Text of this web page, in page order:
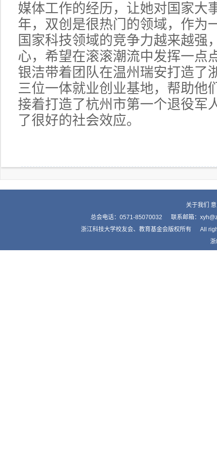
媒体工作的经历，让她对国家大
年，双创是很热门的领域，作为
国家科技领域的竞争力越来越强
心，希望在滚滚潮流中发挥一点
银洁带着团队在温州瑞安打造了
三位一体就业创业基地，帮助他
接着打造了杭州市第一个退役军
了很好的社会效应。
关于我们
总会电话：0571-85070032 联系邮箱：
浙江科技大学校友会、教育基金会版权所有 All